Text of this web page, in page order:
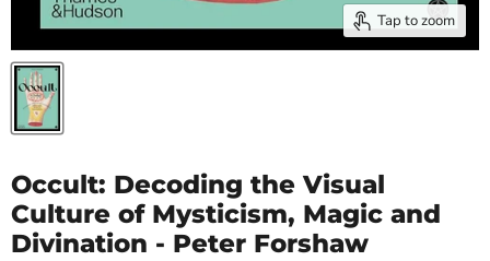
Tap to zoom
Occult: Decoding the Visual
Culture of Mysticism, Magic and
Divination - Peter Forshaw